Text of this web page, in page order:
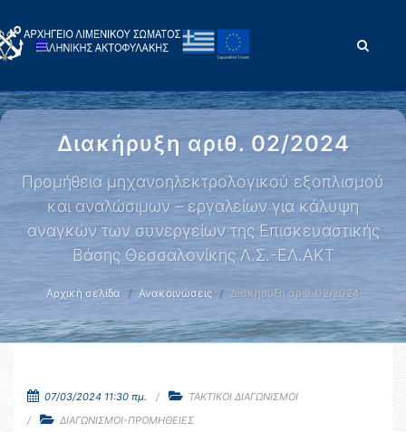
Διακήρυξη αριθ. 02/2024
Προμήθεια μηχανοηλεκτρολογικού εξοπλισμού
και αναλώσιμων – εργαλείων για κάλυψη
αναγκών των συνεργείων της Επισκευαστικής
Βάσης Θεσσαλονίκης Λ.Σ.-ΕΛ.ΑΚΤ
Αρχική σελίδα Ανακοινώσεις Διακήρυξη αριθ. 02/2024
07/03/2024 11:30 πμ.
ΤΑΚΤΙΚΟΙ ΔΙΑΓΩΝΙΣΜΟΙ
ΔΙΑΓΩΝΙΣΜΟΙ-ΠΡΟΜΗΘΕΙΕΣ